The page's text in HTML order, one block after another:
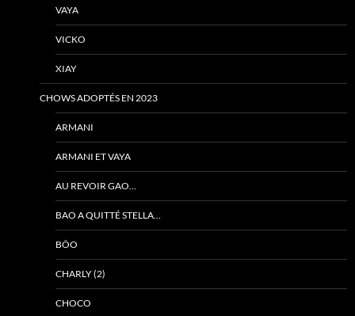
VAYA
VICKO
XIAY
CHOWS ADOPTÉS EN 2023
ARMANI
ARMANI ET VAYA
AU REVOIR GAO…
BAO A QUITTÉ STELLA…
BÔO
CHARLY (2)
CHOCO